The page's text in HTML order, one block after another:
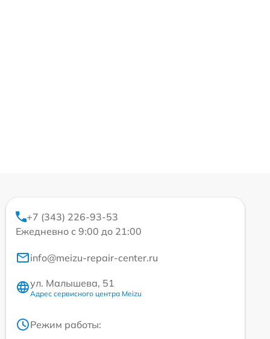
+7 (343) 226-93-53
Ежедневно с 9:00 до 21:00
info@meizu-repair-center.ru
ул. Малышева, 51
Адрес сервисного центра Meizu
Режим работы: